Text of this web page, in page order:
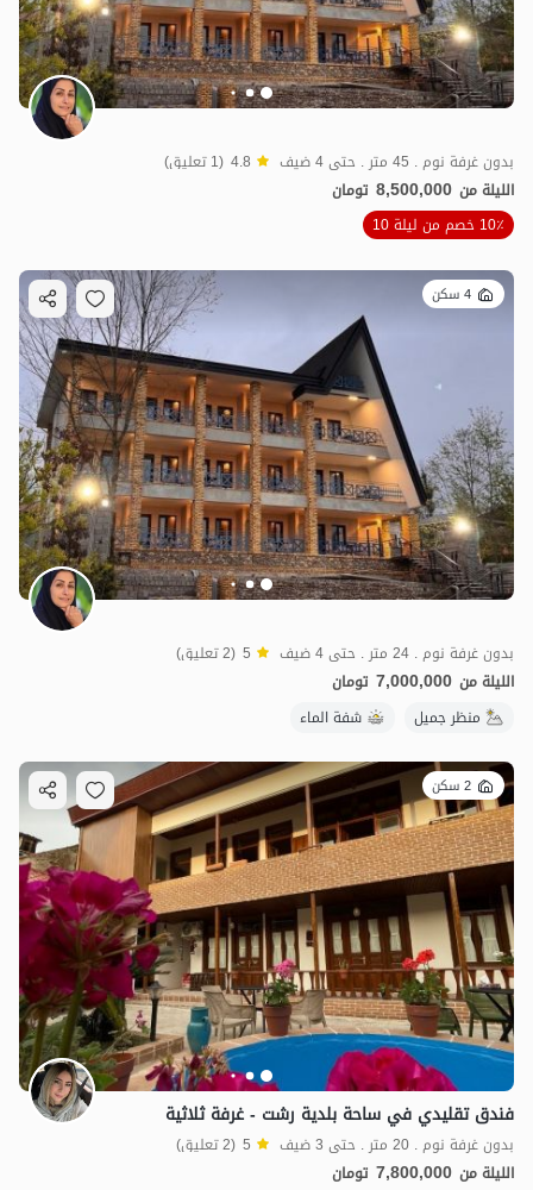
بدون غرفة نوم . 45 متر . حتى 4 ضيف 4.8 (1 تعليق)
الليلة من 8,500,000 تومان
10٪ خصم من ليلة 10
4 سكن
بدون غرفة نوم . 24 متر . حتى 4 ضيف 5 (2 تعليق)
الليلة من 7,000,000 تومان
منظر جميل
شفة الماء
2 سكن
فندق تقليدي في ساحة بلدية رشت - غرفة ثلاثية
بدون غرفة نوم . 20 متر . حتى 3 ضيف 5 (2 تعليق)
الليلة من 7,800,000 تومان